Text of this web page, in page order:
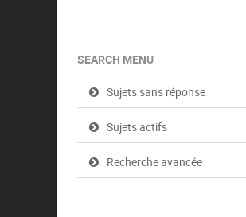
SEARCH MENU
Sujets sans réponse
Sujets actifs
Recherche avancée